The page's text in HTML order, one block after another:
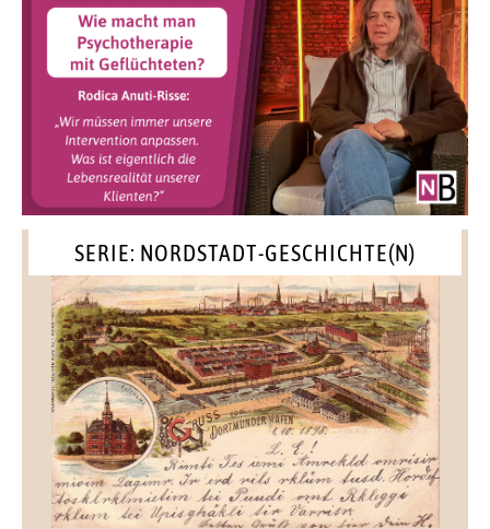
SERIE: NORDSTADT-GESCHICHTE(N)